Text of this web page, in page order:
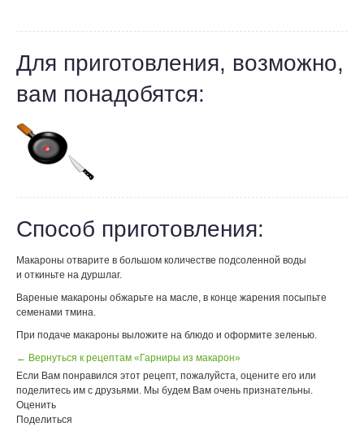
Для приготовления, возможно,
вам понадобятся:
Способ приготовления:
Макароны отварите в большом количестве подсоленной воды
и откиньте на дуршлаг.
Вареные макароны обжарьте на масле, в конце жарения посыпьте
семенами тмина.
При подаче макароны выложите на блюдо и оформите зеленью.
← Вернуться к рецептам «Гарниры из макарон»
Если Вам понравился этот рецепт, пожалуйста, оцените его или
поделитесь им с друзьями. Мы будем Вам очень признательны.
Оценить
Поделиться